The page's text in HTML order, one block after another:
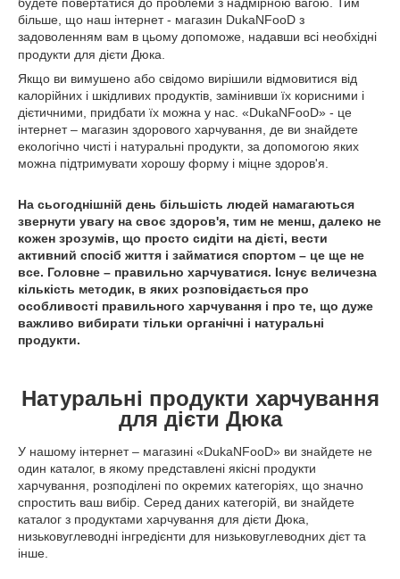
більше, що наш інтернет - магазин DukaNFooD з
задоволенням вам в цьому допоможе, надавши всі необхідні
продукти для дієти Дюка.
Якщо ви вимушено або свідомо вирішили відмовитися від
калорійних і шкідливих продуктів, замінивши їх корисними і
дієтичними, придбати їх можна у нас. «DukaNFooD» - це
інтернет – магазин здорового харчування, де ви знайдете
екологічно чисті і натуральні продукти, за допомогою яких
можна підтримувати хорошу форму і міцне здоров'я.
На сьогоднішній день більшість людей намагаються
звернути увагу на своє здоров'я, тим не менш, далеко не
кожен зрозумів, що просто сидіти на дієті, вести
активний спосіб життя і займатися спортом – це ще не
все. Головне – правильно харчуватися. Існує величезна
кількість методик, в яких розповідається про
особливості правильного харчування і про те, що дуже
важливо вибирати тільки органічні і натуральні
продукти.
Натуральні продукти харчування
для дієти Дюка
У нашому інтернет – магазині «DukaNFooD» ви знайдете не
один каталог, в якому представлені якісні продукти
харчування, розподілені по окремих категоріях, що значно
спростить ваш вибір. Серед даних категорій, ви знайдете
каталог з продуктами харчування для дієти Дюка,
низьковуглеводні інгредієнти для низьковуглеводних дієт та
інше.